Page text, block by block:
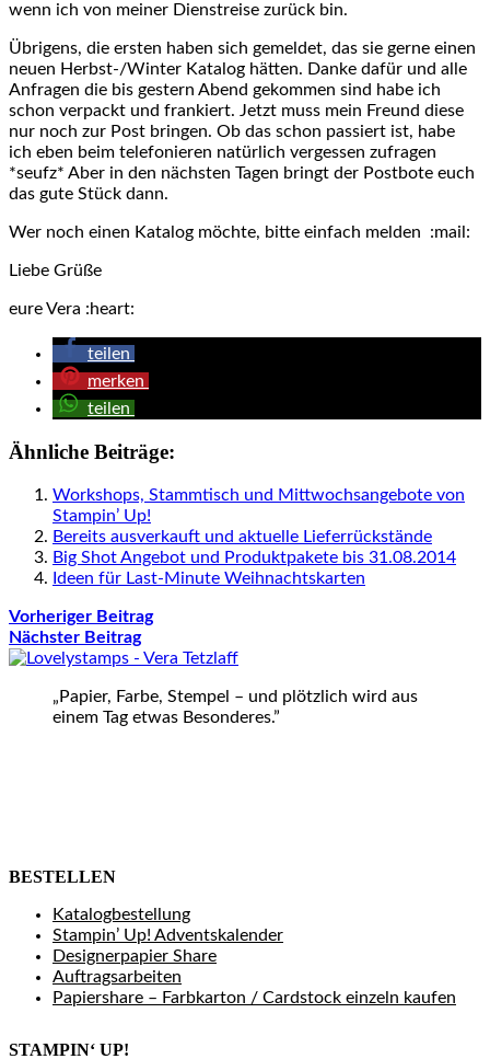
wenn ich von meiner Dienstreise zurück bin.
Übrigens, die ersten haben sich gemeldet, das sie gerne einen
neuen Herbst-/Winter Katalog hätten. Danke dafür und alle
Anfragen die bis gestern Abend gekommen sind habe ich
schon verpackt und frankiert. Jetzt muss mein Freund diese
nur noch zur Post bringen. Ob das schon passiert ist, habe
ich eben beim telefonieren natürlich vergessen zufragen
*seufz* Aber in den nächsten Tagen bringt der Postbote euch
das gute Stück dann.
Wer noch einen Katalog möchte, bitte einfach melden :mail:
Liebe Grüße
eure Vera :heart:
teilen
merken
teilen
Ähnliche Beiträge:
Workshops, Stammtisch und Mittwochsangebote von
Stampin’ Up!
Bereits ausverkauft und aktuelle Lieferrückstände
Big Shot Angebot und Produktpakete bis 31.08.2014
Ideen für Last-Minute Weihnachtskarten
Vorheriger Beitrag
Nächster Beitrag
„Papier, Farbe, Stempel – und plötzlich wird aus
einem Tag etwas Besonderes.”
BESTELLEN
Katalogbestellung
Stampin’ Up! Adventskalender
Designerpapier Share
Auftragsarbeiten
Papiershare – Farbkarton / Cardstock einzeln kaufen
STAMPIN‘ UP!